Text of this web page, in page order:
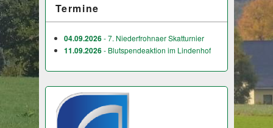
Termine
04.09.2026- 7. Niederfrohnaer Skatturnier
11.09.2026- Blutspendeaktion im Lindenhof